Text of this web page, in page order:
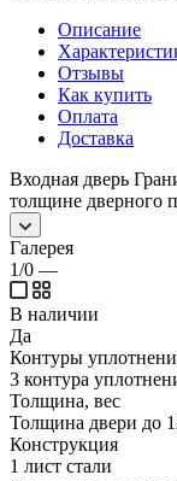
Описание
Отзывы
Как купить
Оплата
Доставка
Входная дверь
толщине дверного
Галерея
1/0 —
В наличии
Да
Контуры
3 контура
Толщина, вес
Толщина двери до
Конструкция
1 лист стали